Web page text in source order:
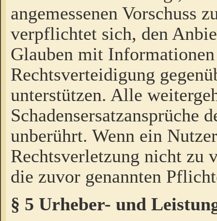
angemessenen Vorschuss
verpflichtet sich, den
Glauben mit
Rechtsverteidigung
unterstützen. Alle
Schadensersatzansprüche
unberührt. Wenn ein
Rechtsverletzung nicht zu
die zuvor genannten
§ 5 Urheber- und